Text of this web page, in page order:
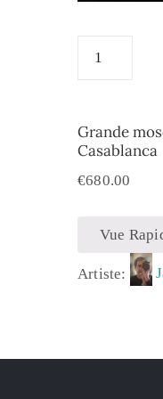
Grande
Casablanca
€680.00
Vue
Artiste: